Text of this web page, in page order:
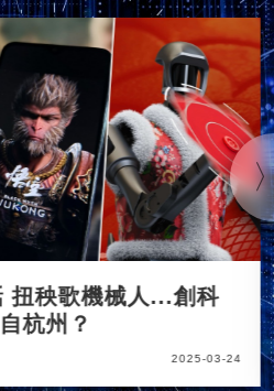
扭秧歌機械人...創科
杭州？
2025-03-24